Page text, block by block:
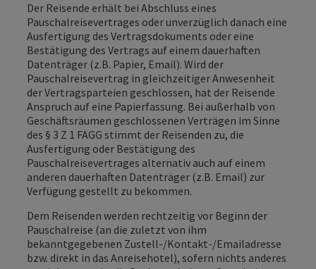
Der Reisende erhält bei Abschluss eines
Pauschalreisevertrages oder unverzüglich danach eine
Ausfertigung des Vertragsdokuments oder eine
Bestätigung des Vertrags auf einem dauerhaften
Datenträger (z.B. Papier, Email). Wird der
Pauschalreisevertrag in gleichzeitiger Anwesenheit
der Vertragsparteien geschlossen, hat der Reisende
Anspruch auf eine Papierfassung. Bei außerhalb von
Geschäftsräumen geschlossenen Verträgen im Sinne
des § 3 Z 1 FAGG stimmt der Reisenden zu, die
Ausfertigung oder Bestätigung des
Pauschalreisevertrages alternativ auch auf einem
anderen dauerhaften Datenträger (z.B. Email) zur
Verfügung gestellt zu bekommen.
Dem Reisenden werden rechtzeitig vor Beginn der
Pauschalreise (an die zuletzt von ihm
bekanntgegebenen Zustell-/Kontakt-/Emailadresse
bzw. direkt in das Anreisehotel), sofern nichts anderes